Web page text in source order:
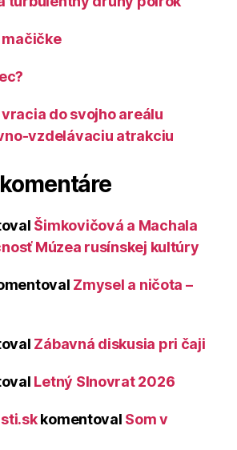
do svojho areálu
vzdelávaciu atrakciu
Šimkovičová a Machala
Múzea rusínskej kultúry
Zmysel a ničota –
Zábavná diskusia pri čaji
Letný Slnovrat 2026
komentoval Som v